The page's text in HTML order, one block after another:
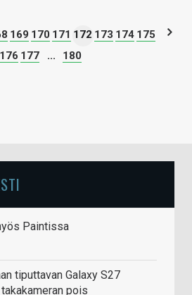
169 170 171 172 173 174 175
176 177 ... 180
Paintissa
tiputtavan Galaxy S27
pois